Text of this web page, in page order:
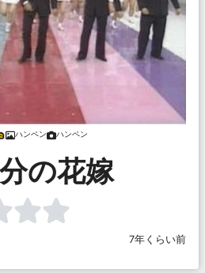
ハンペン ハンペン
の花嫁
7年くらい前